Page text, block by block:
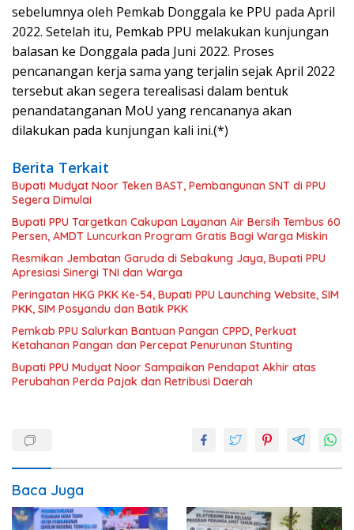
sebelumnya oleh Pemkab Donggala ke PPU pada April
2022. Setelah itu, Pemkab PPU melakukan kunjungan
balasan ke Donggala pada Juni 2022. Proses
pencanangan kerja sama yang terjalin sejak April 2022
tersebut akan segera terealisasi dalam bentuk
penandatanganan MoU yang rencananya akan
dilakukan pada kunjungan kali ini.(*)
Berita Terkait
Bupati Mudyat Noor Teken BAST, Pembangunan SNT di PPU
Segera Dimulai
Bupati PPU Targetkan Cakupan Layanan Air Bersih Tembus 60
Persen, AMDT Luncurkan Program Gratis Bagi Warga Miskin
Resmikan Jembatan Garuda di Sebakung Jaya, Bupati PPU
Apresiasi Sinergi TNI dan Warga
Peringatan HKG PKK Ke-54, Bupati PPU Launching Website, SIM
PKK, SIM Posyandu dan Batik PKK
Pemkab PPU Salurkan Bantuan Pangan CPPD, Perkuat
Ketahanan Pangan dan Percepat Penurunan Stunting
Bupati PPU Mudyat Noor Sampaikan Pendapat Akhir atas
Perubahan Perda Pajak dan Retribusi Daerah
Baca Juga